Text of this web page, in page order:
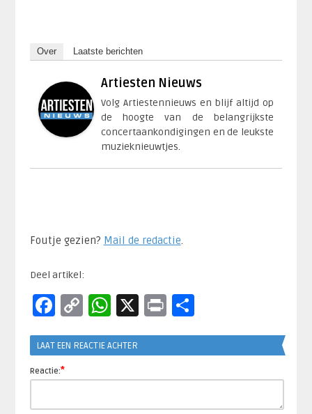
Over Laatste berichten
Artiesten Nieuws
Volg Artiestennieuws en blijf altijd op
de hoogte van de belangrijkste
concertaankondigingen en de leukste
muzieknieuwtjes.
Foutje gezien? Mail de redactie.​
Deel artikel:
Facebook
CopyWhatsApp
X PrintDelen
LAAT EEN REACTIE ACHTER
Reactie:*